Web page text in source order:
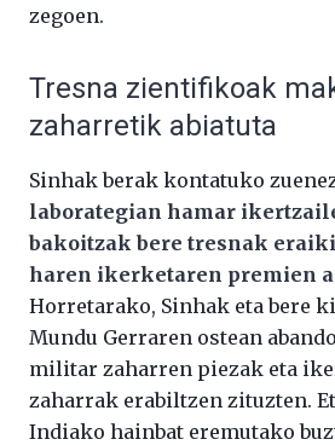
zegoen.
Tresna zientifikoak
zaharretik abiatuta
Sinhak berak kontatuko
laborategian hamar
bakoitzak bere tresnak
haren ikerketaren premien
Horretarako, Sinhak eta bere
Mundu Gerraren ostean
militar zaharren piezak eta
zaharrak erabiltzen zituzten.
Indiako hainbat eremutako